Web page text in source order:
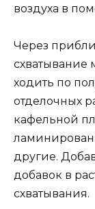
воздуха в
Через
схватывание
ходить по
отделочных
кафельной
другие.
добавок в
схватывания.